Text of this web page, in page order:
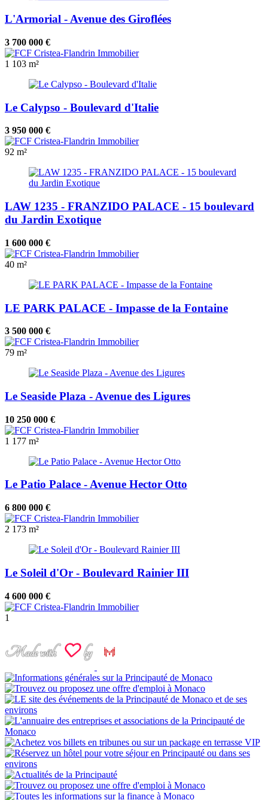
L'Armorial - Avenue des Giroflées
3 700 000 €
1 103 m²
Le Calypso - Boulevard d'Italie
3 950 000 €
92 m²
LAW 1235 - FRANZIDO PALACE - 15 boulevard
du Jardin Exotique
1 600 000 €
40 m²
LE PARK PALACE - Impasse de la Fontaine
3 500 000 €
79 m²
Le Seaside Plaza - Avenue des Ligures
10 250 000 €
1 177 m²
Le Patio Palace - Avenue Hector Otto
6 800 000 €
2 173 m²
Le Soleil d'Or - Boulevard Rainier III
4 600 000 €
1